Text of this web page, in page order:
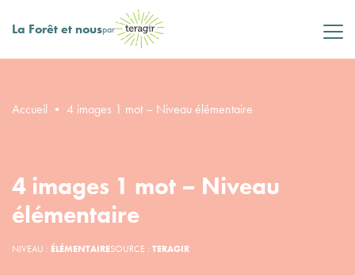
La Forêt et nouspar
Accueil • 4 images 1 mot – Niveau élémentaire
4 images 1 mot – Niveau
élémentaire
NIVEAU : ÉLÉMENTAIRESOURCE : TERAGIR